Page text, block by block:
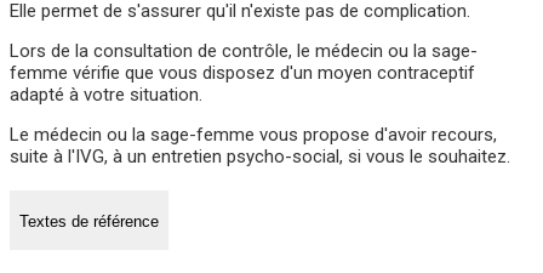
Elle permet de s'assurer qu'il n'existe pas de complication.
Lors de la consultation de contrôle, le médecin ou la sage-
femme vérifie que vous disposez d'un moyen contraceptif
adapté à votre situation.
Le médecin ou la sage-femme vous propose d'avoir recours,
suite à l'IVG, à un entretien psycho-social, si vous le souhaitez.
Textes de référence